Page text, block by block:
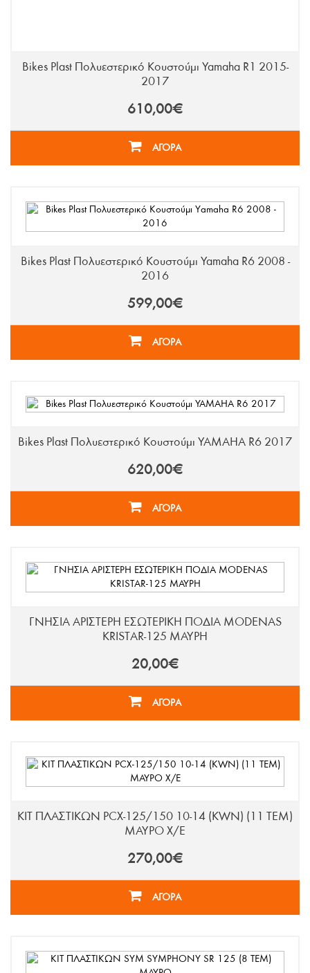
Bikes Plast Πολυεστερικό Κουστούμι Yamaha R1 2015-
2017
610,00€
ΑΓΟΡΑ
Bikes Plast Πολυεστερικό Κουστούμι Yamaha R6 2008 -
2016
599,00€
ΑΓΟΡΑ
Bikes Plast Πολυεστερικό Κουστούμι YAMAHA R6 2017
620,00€
ΑΓΟΡΑ
ΓΝΗΣΙΑ ΑΡΙΣΤΕΡΗ ΕΣΩΤΕΡΙΚΗ ΠΟΔΙΑ MODENAS
KRISTAR-125 ΜΑΥΡΗ
20,00€
ΑΓΟΡΑ
ΚΙΤ ΠΛΑΣΤΙΚΩΝ PCX-125/150 10-14 (KWN) (11 ΤΕΜ)
ΜΑΥΡΟ Χ/Ε
270,00€
ΑΓΟΡΑ